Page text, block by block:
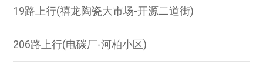
19路上行(禧龙陶瓷大市场-开源二道街)
206路上行(电碳厂-河柏小区)